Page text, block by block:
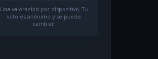
Una valoración por dispositivo. Tu
voto es anónimo y se puede
cambiar.